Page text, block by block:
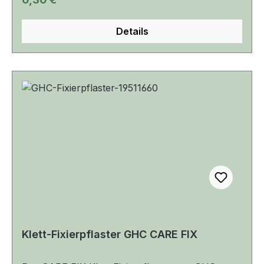
Details
Klett-Fixierpflaster GHC CARE FIX